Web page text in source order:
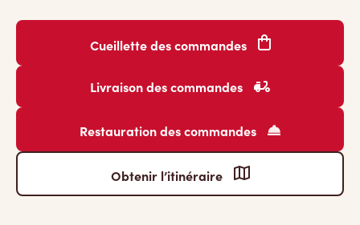
Cueillette des commandes
Livraison des commandes
Restauration des commandes
Obtenir l’itinéraire